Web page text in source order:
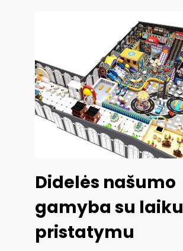
Didelės našumo
gamyba su laiku
pristatymu